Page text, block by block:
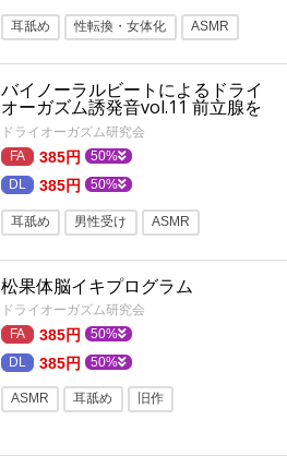
耳舐め 性転換・女体化 ASMR
バイノーラル・ダミヘ 添い寝
バイノーラル メスイキ
バイノーラルビートによるドライ
オーガズム誘発音vol.11 前立腺を
掻き混ぜる
ドライオーガズム研究会
385円 50%
385円 50%
耳舐め 男性受け ASMR
バイノーラル・ダミヘ 旧作
フォーリーサウンド
バイノーラル 添い寝
松果体脳イキプログラム
ドライオーガズム研究会
385円 50%
385円 50%
ASMR 耳舐め 旧作